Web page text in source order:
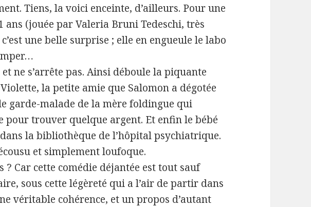
Tiens, la voici enceinte, d’ailleurs. Pour une
ans (jouée par Valeria Bruni Tedeschi, très
une belle surprise ; elle en engueule le labo
ne s’arrête pas. Ainsi déboule la piquante
la petite amie que Salomon a dégotée
garde-malade de la mère foldingue qui
pour trouver quelque argent. Et enfin le bébé
la bibliothèque de l’hôpital psychiatrique.
et simplement loufoque.
? Car cette comédie déjantée est tout sauf
sous cette légèreté qui a l’air de partir dans
véritable cohérence, et un propos d’autant